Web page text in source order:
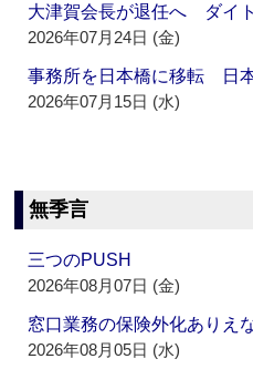
大津賀会長が退任へ ダイト
2026年07月24日 (金)
事務所を日本橋に移転 日
2026年07月15日 (水)
無季言
三つのPUSH
2026年08月07日 (金)
窓口業務の保険外化ありえ
2026年08月05日 (水)